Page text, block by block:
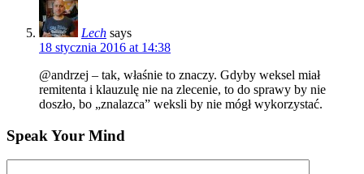
Lech says
18 stycznia 2016 at 14:38
@andrzej – tak, właśnie to znaczy. Gdyby weksel miał
remitenta i klauzulę nie na zlecenie, to do sprawy by nie
doszło, bo „znalazca” weksli by nie mógł wykorzystać.
Speak Your Mind